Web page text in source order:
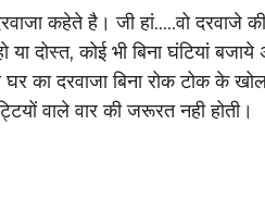
कहेते है। जी हां.....वो दरवाजे
दोस्त, कोई भी बिना घंटियां
घर का दरवाजा बिना रोक टोक
वाले वार की जरूरत नही होती।